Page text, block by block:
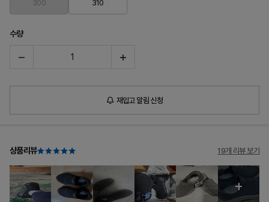
300 310
수량
재입고 알림 신청
상품리뷰 19개 리뷰 보기